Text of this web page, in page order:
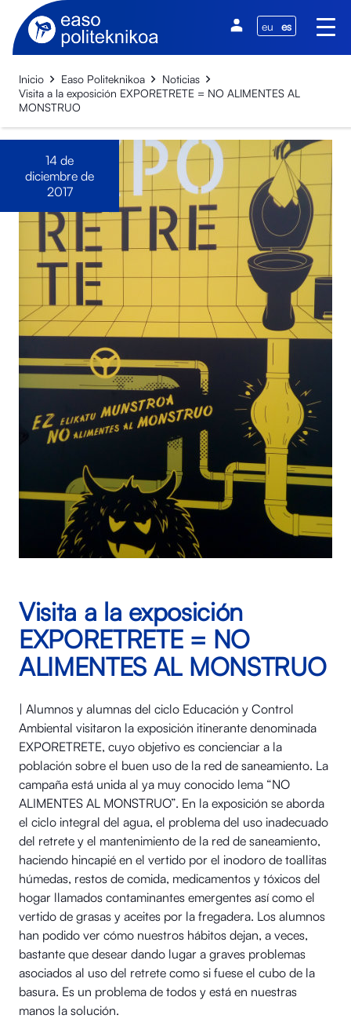
eu es
Inicio Easo Politeknikoa
Noticias
Visita a la exposición EXPORETRETE = NO ALIMENTES AL
MONSTRUO
14 de
diciembre de
2017
Visita a la exposición
EXPORETRETE = NO
ALIMENTES AL MONSTRUO
| Alumnos y alumnas del ciclo Educación y Control
Ambiental visitaron la exposición itinerante denominada
EXPORETRETE, cuyo objetivo es concienciar a la
población sobre el buen uso de la red de saneamiento. La
campaña está unida al ya muy conocido lema “NO
ALIMENTES AL MONSTRUO”. En la exposición se aborda
el ciclo integral del agua, el problema del uso inadecuado
del retrete y el mantenimiento de la red de saneamiento,
haciendo hincapié en el vertido por el inodoro de toallitas
húmedas, restos de comida, medicamentos y tóxicos del
hogar llamados contaminantes emergentes así como el
vertido de grasas y aceites por la fregadera. Los alumnos
han podido ver cómo nuestros hábitos dejan, a veces,
bastante que desear dando lugar a graves problemas
asociados al uso del retrete como si fuese el cubo de la
basura. Es un problema de todos y está en nuestras
manos la solución.